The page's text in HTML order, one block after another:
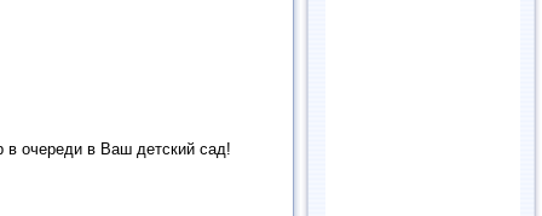
в очереди в Ваш детский сад!